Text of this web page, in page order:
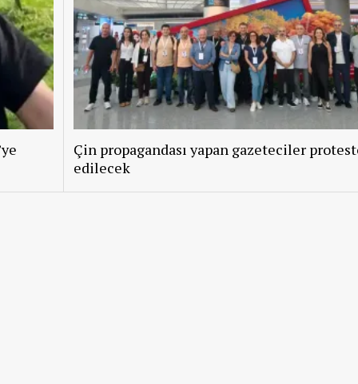
Çin propagandası yapan gazeteciler
edilecek